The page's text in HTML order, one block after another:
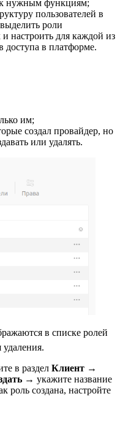
к нужным функциям;
пользователей в
роли
настроить для каждой из
доступа в платформе.
им;
создал провайдер, но
или удалять.
в списке ролей
в раздел Клиент →
→ укажите название
роль создана, настройте